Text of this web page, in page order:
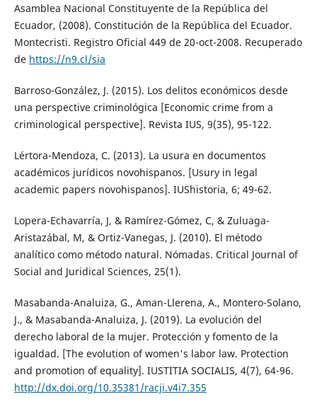
Asamblea Nacional Constituyente de la República del
Ecuador, (2008). Constitución de la República del Ecuador.
Montecristi. Registro Oficial 449 de 20-oct-2008. Recuperado
de https://n9.cl/sia
Barroso-González, J. (2015). Los delitos económicos desde
una perspective criminológica [Economic crime from a
criminological perspective]. Revista IUS, 9(35), 95-122.
Lértora-Mendoza, C. (2013). La usura en documentos
académicos jurídicos novohispanos. [Usury in legal
academic papers novohispanos]. IUShistoria, 6; 49-62.
Lopera-Echavarría, J, & Ramírez-Gómez, C, & Zuluaga-
Aristazábal, M, & Ortiz-Vanegas, J. (2010). El método
analítico como método natural. Nómadas. Critical Journal of
Social and Juridical Sciences, 25(1).
Masabanda-Analuiza, G., Aman-Llerena, A., Montero-Solano,
J., & Masabanda-Analuiza, J. (2019). La evolución del
derecho laboral de la mujer. Protección y fomento de la
igualdad. [The evolution of women's labor law. Protection
and promotion of equality]. IUSTITIA SOCIALIS, 4(7), 64-96.
http://dx.doi.org/10.35381/racji.v4i7.355